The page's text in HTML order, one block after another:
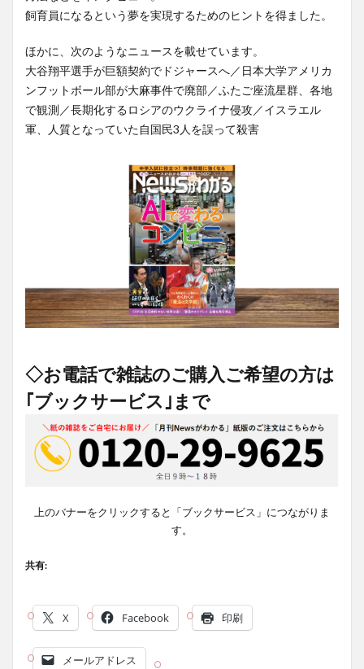
飼育員になるという夢を実現するためのヒントを得ました。
ほかに、次のようなニュースを載せています。
大谷翔平選手が巨額契約でドジャースへ／日本大学アメリカ
ンフットボール部が大麻事件で廃部／ふたご座流星群、各地
で観測／長期化するロシアのウクライナ侵攻／イスラエル
軍、人質となっていた自国民3人を誤って殺害
◇お電話で雑誌のご購入ご希望の方は
｢ブックサービス｣まで
上のバナーをクリックすると「ブックサービス」につながりま
す。
共有:
X Facebook 印刷
メールアドレス